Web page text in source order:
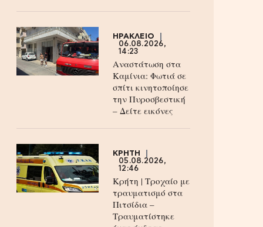
ΗΡΑΚΛΕΙΟ
06.08.2026,
14:23
Αναστάτωση στα
Καμίνια: Φωτιά σε
σπίτι κινητοποίησε
την Πυροσβεστική
– Δείτε εικόνες
ΚΡΗΤΗ
05.08.2026,
12:46
Κρήτη | Τροχαίο με
τραυματισμό στα
Πιτσίδια –
Τραυματίστηκε